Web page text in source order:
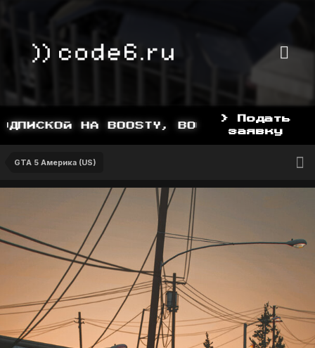
НА BOOSTY, BOOSTY.TO/YDDY
> Подать
заявку
GTA 5 Америка (US)